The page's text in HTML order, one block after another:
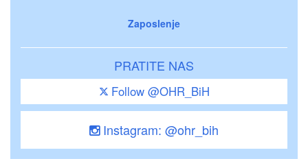
Zaposlenje
PRATITE NAS
Follow @OHR_BiH
Instagram: @ohr_bih